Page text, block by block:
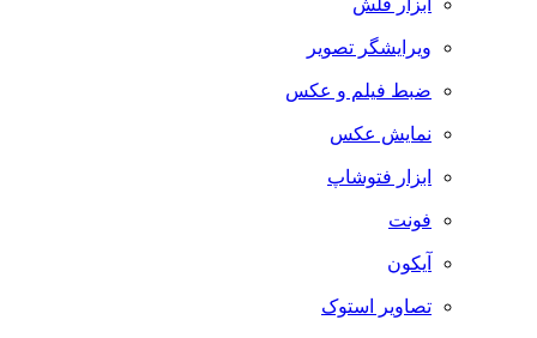
ابزار فلش
ویرایشگر تصویر
ضبط فيلم و عكس
نمایش عکس
ابزار فتوشاپ
فونت
آیکون
تصاویر استوک